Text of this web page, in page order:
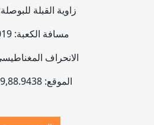
زاوية القبلة
مسافة الكعبة:km
الانحراف
الموقع:
,88.9438